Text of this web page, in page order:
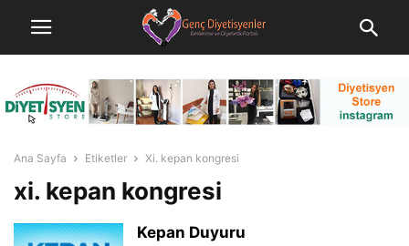
Ana Sayfa Etiketler Xi. kepan kongresi
xi. kepan kongresi
Kepan Duyuru